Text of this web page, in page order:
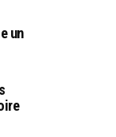
un